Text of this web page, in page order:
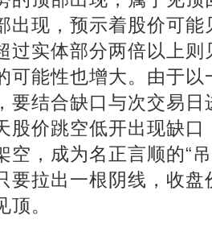
出现，预示着股价可
过实体部分两倍以上
可能性也增大。由于
要结合缺口与次交易
股价跳空低开出现缺
空，成为名正言顺的“
要拉出一根阴线，收
见顶。